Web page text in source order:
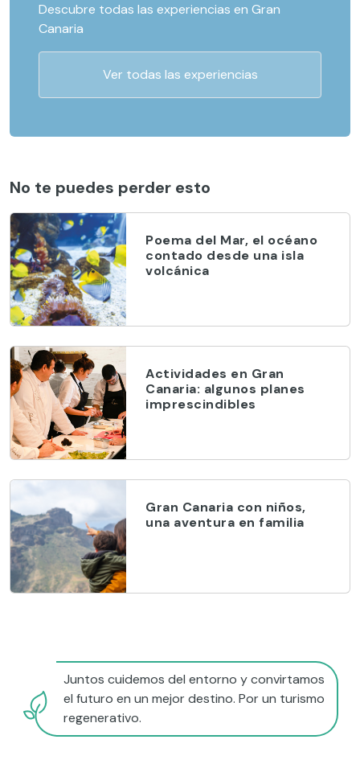
Descubre todas las experiencias en Gran
Canaria
Ver todas las experiencias
No te puedes perder esto
Poema del Mar, el océano
contado desde una isla
volcánica
Actividades en Gran
Canaria: algunos planes
imprescindibles
Gran Canaria con niños,
una aventura en familia
Juntos cuidemos del entorno y convirtamos
el futuro en un mejor destino. Por un turismo
regenerativo.